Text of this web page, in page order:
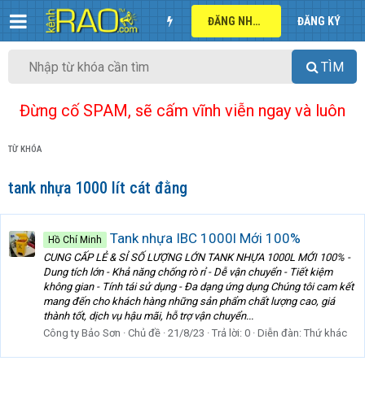
ĐĂNG NHẬP ĐĂNG KÝ
TÌM
Đừng cố SPAM, sẽ cấm vĩnh viễn ngay và luôn
TỪ KHÓA
tank nhựa 1000 lít cát đằng
Hồ Chí Minh Tank nhựa IBC 1000l Mới 100%
CUNG CẤP LẺ & SỈ SỐ LƯỢNG LỚN TANK NHỰA 1000L MỚI 100% -
Dung tích lớn - Khả năng chống rò rỉ - Dễ vận chuyển - Tiết kiệm
không gian - Tính tái sử dụng - Đa dạng ứng dụng Chúng tôi cam kết
mang đến cho khách hàng những sản phẩm chất lượng cao, giá
thành tốt, dịch vụ hậu mãi, hỗ trợ vận chuyển...
Công ty Bảo Sơn
Chủ đề 21/8/23 Trả lời: 0 Diễn đàn: Thứ khác